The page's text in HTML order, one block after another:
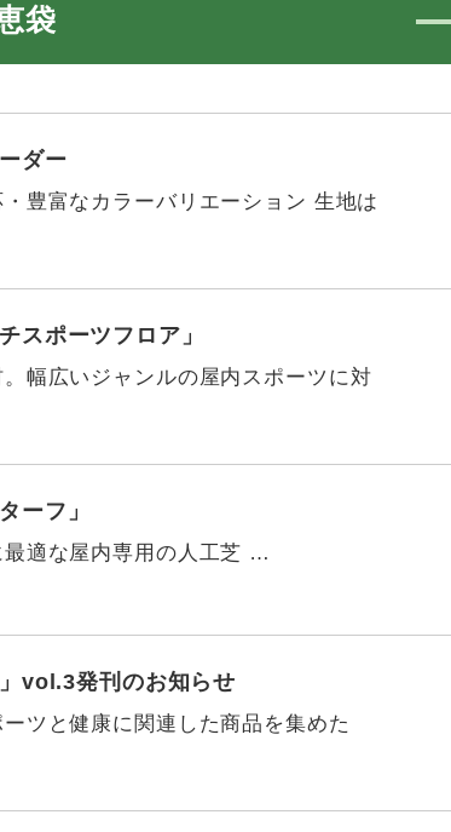
袋
ダー
豊富なカラーバリエーション 生地は
スポーツフロア」
幅広いジャンルの屋内スポーツに対
ーフ」
適な屋内専用の人工芝 …
vol.3発刊のお知らせ
ツと健康に関連した商品を集めた